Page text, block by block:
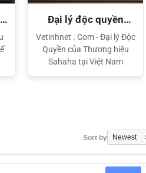
Đại lý độc quyền
Sahaha
Vetinhnet . Com - Đại lý Độc
Quyền của Thương hiệu
Sahaha tại Việt Nam
Sort by